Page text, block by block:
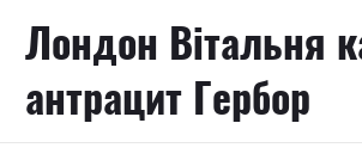
Лондон Вітальня
антрацит Гербор